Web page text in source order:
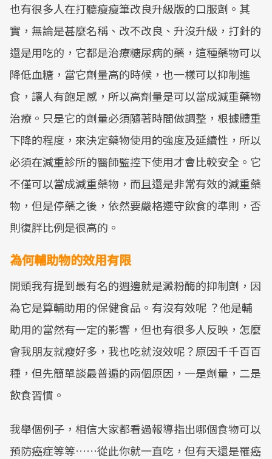
也有很多人在打聽瘦瘦筆改良升級版的口服劑。其
實，無論是甚麼名稱、改不改良、升沒升級，打針的
還是用吃的，它都是治療糖尿病的藥，這種藥物可以
降低血糖，當它劑量高的時候，也一樣可以抑制進
食，讓人有飽足感，所以高劑量是可以當成減重藥物
治療。只是它的劑量必須隨著時間做調整，根據體重
下降的程度，來決定藥物使用的強度及延續性，所以
必須在減重診所的醫師監控下使用才會比較安全。它
不僅可以當成減重藥物，而且還是非常有效的減重藥
物，但是停藥之後，依然要嚴格遵守飲食的準則，否
則復胖比例是很高的。
為何輔助物的效用有限
開頭我有提到最有名的週邊就是澱粉酶的抑制劑，因
為它是算輔助用的保健食品。有沒有效呢 ？他是輔
助用的當然有一定的影響，但也有很多人反映，怎麼
會我朋友就瘦好多，我也吃就沒效呢？原因千千百百
種，但先簡單談最普遍的兩個原因，一是劑量，二是
飲食習慣。
我舉個例子，相信大家都看過報導指出哪個食物可以
預防癌症等等……從此你就一直吃，但有天還是罹癌